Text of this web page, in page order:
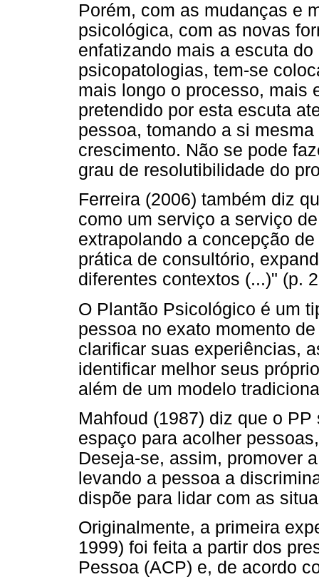
Porém, com as mudanças e
psicológica, com as novas
enfatizando mais a escuta
psicopatologias, tem-se
mais longo o processo, mais
pretendido por esta escuta
pessoa, tomando a si
crescimento. Não se pode
grau de resolutibilidade do
Ferreira (2006) também diz
como um serviço a serviço
extrapolando a concepção
prática de consultório,
diferentes contextos (...)" (p.
O Plantão Psicológico é um
pessoa no exato momento
clarificar suas experiências,
identificar melhor seus
além de um modelo
Mahfoud (1987) diz que o
espaço para acolher
Deseja-se, assim, promover
levando a pessoa a
dispõe para lidar com as
Originalmente, a primeira
1999) foi feita a partir dos
Pessoa (ACP) e, de acordo